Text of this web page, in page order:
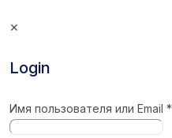
✕
Login
Имя пользователя или Email*